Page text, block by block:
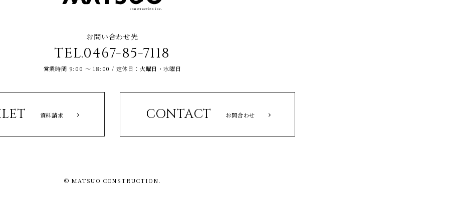
お問い合わせ先
TEL.0467-85-7118
営業時間 9:00 ～ 18:00 / 定休日：火曜日・水曜日
資料請求 CONTACT お問合わせ
© MATSUO CONSTRUCTION.